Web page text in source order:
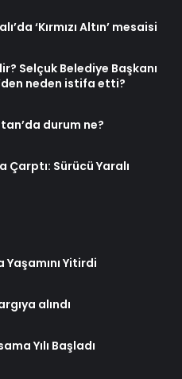
‘Kırmızı Altın’ mesaisi
Selçuk Belediye Başkanı
neden istifa etti?
durum ne?
Sürücü Yaralı
Yaşamını Yitirdi
alındı
Yılı Başladı